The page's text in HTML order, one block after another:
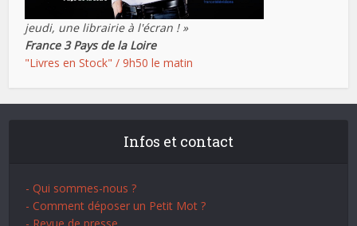
jeudi, une librairie à l'écran ! »
France 3 Pays de la Loire
"Livres en Stock" / 9h50 le matin
Infos et contact
- Qui sommes-nous ?
- Comment déposer un Petit Mot ?